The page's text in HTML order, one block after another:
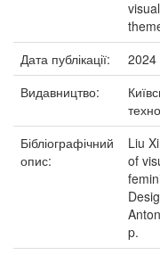
Дата публікації:
2024
Видавництво:
Бібліографічний
опис:
Liu
of
p.